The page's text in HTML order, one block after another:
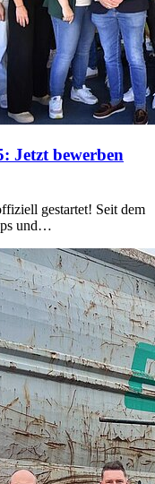
Jetzt bewerben
gestartet! Seit dem
und…